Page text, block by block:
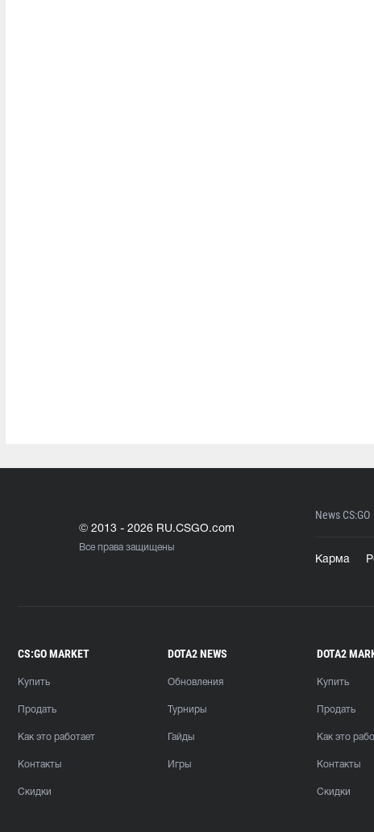
© 2013 - 2026 RU.CSGO.com
Все права защищены
News CS:GO
Карма
CS:GO MARKET
Купить
Продать
Как это работает
Контакты
Скидки
DOTA2 NEWS
Обновления
Турниры
Гайды
Игры
DOTA2
Купить
Продать
Как это
Контакты
Скидки